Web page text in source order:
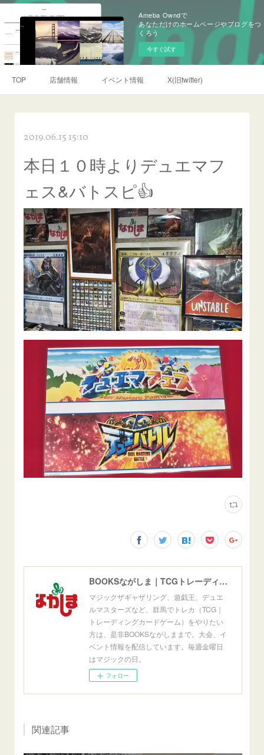
Ameba Owndで
あなただけのホームページやブログをつ
くろう
今すぐ試す
TOP 店舗情報 イベント情報 X(旧twitter)
2019.06.15 15:10
本日１０時よりデュエマフ
ェス&バトスピ👍️
BOOKSながしま｜TCGトレーディングカードゲーム群馬県高崎市
マジックザギャザリング、遊戯王、デュエ
ルマスターズなど、群馬でトレカ（TCG｜
トレーディングカードゲーム）をやりたい
方は、是非BOOKSながしままで。大会、イ
ベント情報を配信しています。毎週金曜日
はマジックの日。
フォロー
関連記事